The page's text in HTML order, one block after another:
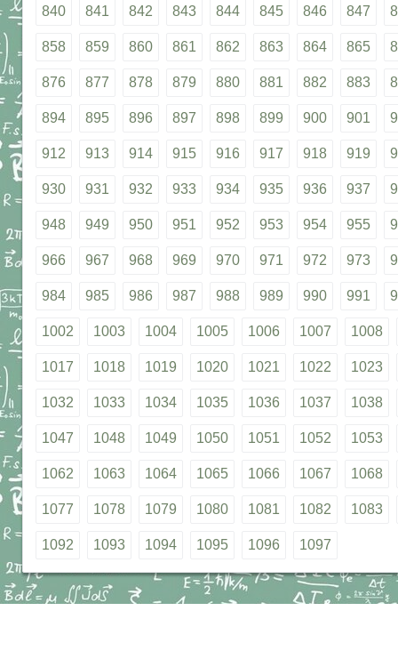
840 841 842 843 844 845 846 847
858 859 860 861 862 863 864 865
876 877 878 879 880 881 882 883
894 895 896 897 898 899 900 901
912 913 914 915 916 917 918 919
930 931 932 933 934 935 936 937
948 949 950 951 952 953 954 955
966 967 968 969 970 971 972 973
984 985 986 987 988 989 990 991
1002 1003 1004 1005 1006 1007 1008
1017 1018 1019 1020 1021 1022 1023
1032 1033 1034 1035 1036 1037 1038
1047 1048 1049 1050 1051 1052 1053
1062 1063 1064 1065 1066 1067 1068
1077 1078 1079 1080 1081 1082 1083
1092 1093 1094 1095 1096 1097